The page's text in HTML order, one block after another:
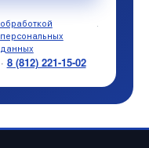
обработкой
персональных
данных
.
· 8 (812) 221-15-02